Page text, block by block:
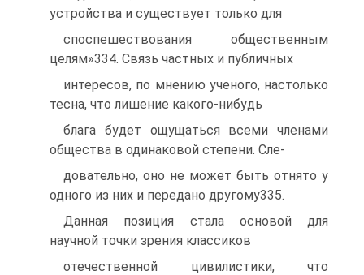
устройства и существует только для
споспешествования общественным
целям»334. Связь частных и публичных
интересов, по мнению ученого, настолько
тесна, что лишение какого-нибудь
блага будет ощущаться всеми членами
общества в одинаковой степени. Сле-
довательно, оно не может быть отнято у
одного из них и передано другому335.
Данная позиция стала основой для
научной точки зрения классиков
отечественной цивилистики, что